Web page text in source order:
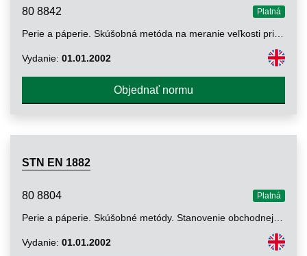
80 8842 Platná
Vydanie: 01.01.2002
Objednať normu
STN EN 1882
80 8804 Platná
Vydanie: 01.01.2002